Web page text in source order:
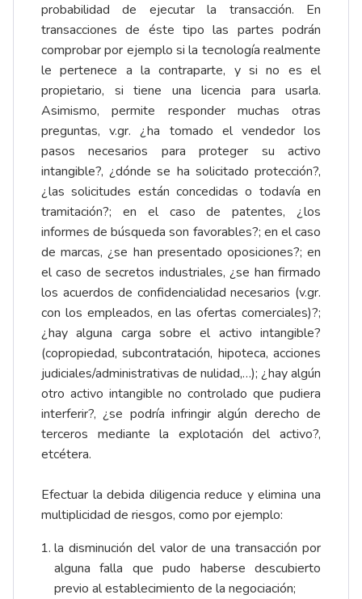
probabilidad de ejecutar la transacción. En
transacciones de éste tipo las partes podrán
comprobar por ejemplo si la tecnología realmente
le pertenece a la contraparte, y si no es el
propietario, si tiene una licencia para usarla.
Asimismo, permite responder muchas otras
preguntas, v.gr. ¿ha tomado el vendedor los
pasos necesarios para proteger su activo
intangible?, ¿dónde se ha solicitado protección?,
¿las solicitudes están concedidas o todavía en
tramitación?; en el caso de patentes, ¿los
informes de búsqueda son favorables?; en el caso
de marcas, ¿se han presentado oposiciones?; en
el caso de secretos industriales, ¿se han firmado
los acuerdos de confidencialidad necesarios (v.gr.
con los empleados, en las ofertas comerciales)?;
¿hay alguna carga sobre el activo intangible?
(copropiedad, subcontratación, hipoteca, acciones
judiciales/administrativas de nulidad,…); ¿hay algún
otro activo intangible no controlado que pudiera
interferir?, ¿se podría infringir algún derecho de
terceros mediante la explotación del activo?,
etcétera.
Efectuar la debida diligencia reduce y elimina una
multiplicidad de riesgos, como por ejemplo:
la disminución del valor de una transacción por
alguna falla que pudo haberse descubierto
previo al establecimiento de la negociación;